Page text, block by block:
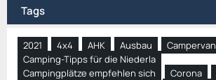
Tags
2021 4x4 AHK Ausbau
Campervan
Camping-Tipps für die Niederla
Campingplätze empfehlen sich
Corona